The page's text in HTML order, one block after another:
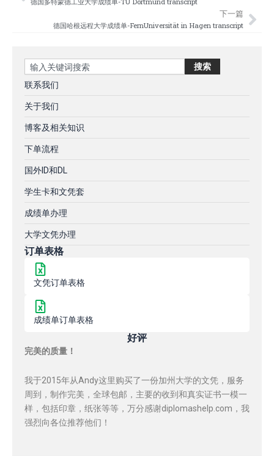
下一篇
德国哈根远程大学成绩单-FernUniversität in Hagen transcript
Search 搜索
联系我们
关于我们
博客及相关知识
下单流程
国外ID和DL
学生卡和文凭套
成绩单办理
大学文凭办理
订单表格
文凭订单表格
成绩单订单表格
好评
完美的质量！
我于2015年从Andy这里购买了一份加州大学的文凭，服务
周到，制作完美，全球包邮，主要的收到和真实证书一模一
样，包括印章，纸张等等，万分感谢diplomashelp.com，我
强烈向各位推荐他们！